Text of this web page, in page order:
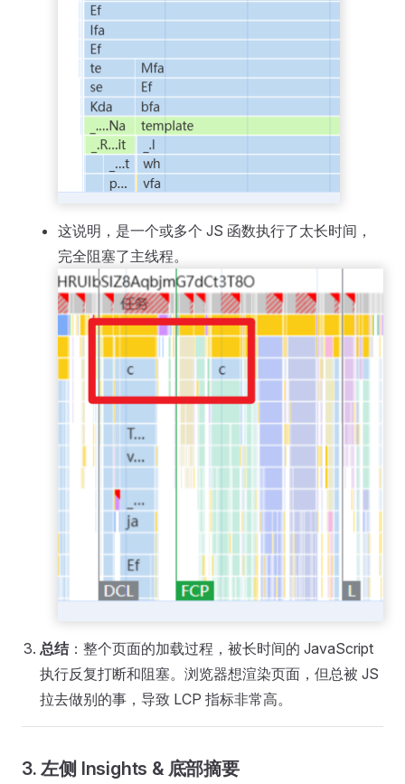
这说明，是一个或多个 JS 函数执行了太长时间，
完全阻塞了主线程。
总结：整个页面的加载过程，被长时间的 JavaScript
执行反复打断和阻塞。浏览器想渲染页面，但总被 JS
拉去做别的事，导致 LCP 指标非常高。
3. 左侧 Insights & 底部摘要